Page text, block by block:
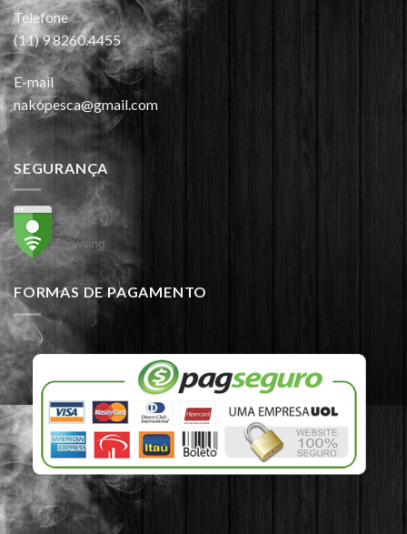
Telefone
(11) 9 8260.4455
E-mail
nakopesca@gmail.com
SEGURANÇA
FORMAS DE PAGAMENTO